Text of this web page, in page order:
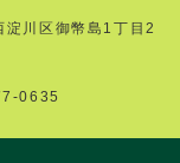
川区御幣島1丁目2
0635